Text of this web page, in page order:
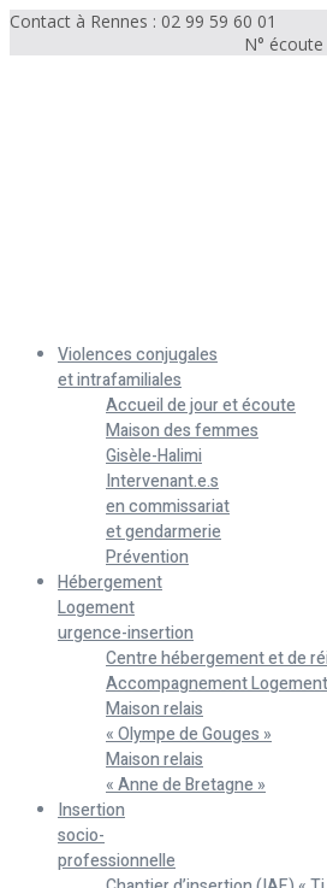
Contact à Rennes : 02 99 59 60 01
N°
Violences conjugales
et intrafamiliales
Accueil de jour et écoute
Maison des femmes
Gisèle-Halimi
Intervenant.e.s
en commissariat
et gendarmerie
Prévention
Hébergement
Logement
urgence-insertion
Centre hébergement et de
Accompagnement
Maison relais
« Olympe de Gouges »
Maison relais
« Anne de Bretagne »
Insertion
socio-
professionnelle